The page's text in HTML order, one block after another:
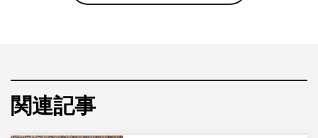
会の予選が、6月17日（木）からスタート。元ラーメンズ
の片桐仁が即席ユニットで初参戦することが決定した。
関連記事